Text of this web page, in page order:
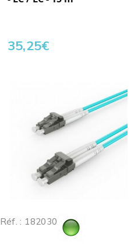
35,25€
Réf. : 182030